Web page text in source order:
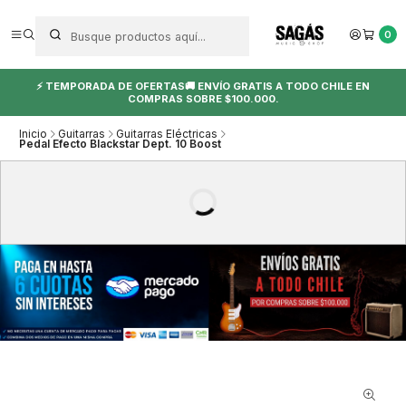
0
⚡ TEMPORADA DE OFERTAS🚚 ENVÍO GRATIS A TODO CHILE EN
COMPRAS SOBRE $100.000.
Inicio Guitarras Guitarras Eléctricas
Pedal Efecto Blackstar Dept. 10 Boost